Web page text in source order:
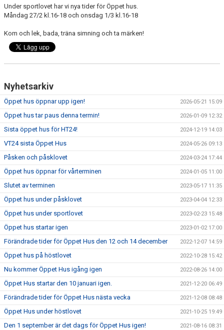
Under sportlovet har vi nya tider för Öppet hus.
Måndag 27/2 kl.16-18 och onsdag 1/3 kl.16-18
Kom och lek, bada, träna simning och ta märken!
Nyhetsarkiv
Öppet hus öppnar upp igen! 2026-05-21 15:09
Öppet hus tar paus denna termin! 2026-01-09 12:32
Sista öppet hus för HT24! 2024-12-19 14:03
VT24 sista Öppet Hus 2024-05-26 09:13
Påsken och påsklovet 2024-03-24 17:44
Öppet hus öppnar för vårterminen 2024-01-05 11:00
Slutet av terminen 2023-05-17 11:35
Öppet hus under påsklovet 2023-04-04 12:33
Öppet hus under sportlovet 2023-02-23 15:48
Öppet hus startar igen 2023-01-02 17:00
Förändrade tider för Öppet Hus den 12 och 14 december 2022-12-07 14:59
Öppet hus på höstlovet 2022-10-28 15:42
Nu kommer Öppet Hus igång igen 2022-08-26 14:00
Öppet Hus startar den 10 januari igen. 2021-12-20 06:49
Förändrade tider för Öppet Hus nästa vecka 2021-12-08 08:48
Öppet Hus under höstlovet 2021-10-25 19:49
Den 1 september är det dags för Öppet Hus igen! 2021-08-16 08:31